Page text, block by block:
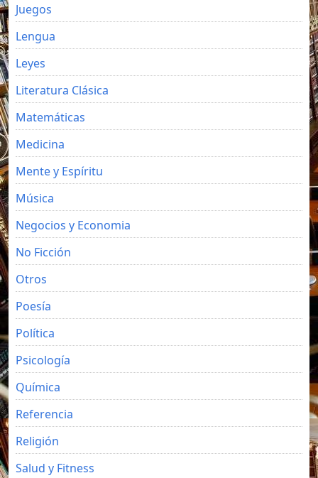
Juegos
Lengua
Leyes
Literatura Clásica
Matemáticas
Medicina
Mente y Espíritu
Música
Negocios y Economia
No Ficción
Otros
Poesía
Política
Psicología
Química
Referencia
Religión
Salud y Fitness